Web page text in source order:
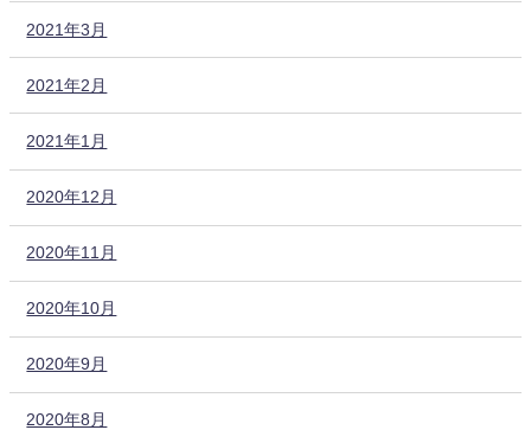
2021年3月
2021年2月
2021年1月
2020年12月
2020年11月
2020年10月
2020年9月
2020年8月